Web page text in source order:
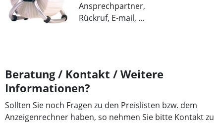
Ansprechpartner,
Rückruf, E-mail, ...
Beratung / Kontakt / Weitere
Informationen?
Sollten Sie noch Fragen zu den Preislisten bzw. dem
Anzeigenrechner haben, so nehmen Sie bitte Kontaktzu